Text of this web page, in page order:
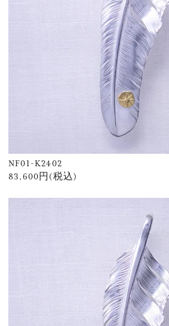
NF01-K2402
83,600円(税込)